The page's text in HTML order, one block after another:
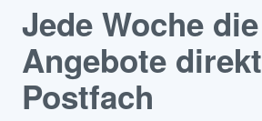
Jede Woche
Angebote
Postfach